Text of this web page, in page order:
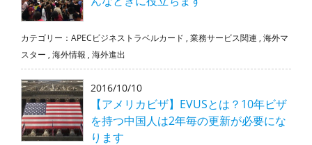
カテゴリー： APECビジネストラベルカード , 業務サービス関連 , 海外マ
スター , 海外情報 , 海外進出
2016/10/10
【アメリカビザ】EVUSとは？10年ビザ
を持つ中国人は2年毎の更新が必要にな
ります